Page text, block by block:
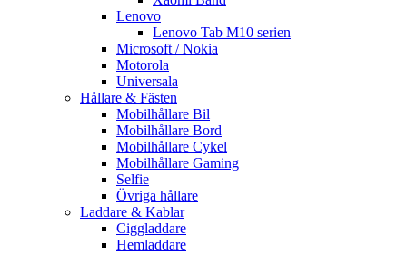
Lenovo
Lenovo Tab M10 serien
Microsoft / Nokia
Motorola
Universala
Hållare & Fästen
Mobilhållare Bil
Mobilhållare Bord
Mobilhållare Cykel
Mobilhållare Gaming
Selfie
Övriga hållare
Laddare & Kablar
Ciggladdare
Hemladdare